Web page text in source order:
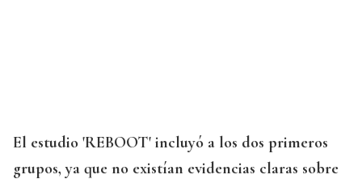
El estudio 'REBOOT' incluyó a los dos primeros
grupos, ya que no existían evidencias claras sobre